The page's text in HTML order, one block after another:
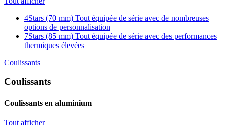
4Stars (70 mm) Tout équipée de série avec de nombreuses
options de personnalisation
7Stars (85 mm) Tout équipée de série avec des performances
thermiques élevées
Coulissants
Coulissants
Coulissants en aluminium
Tout afficher